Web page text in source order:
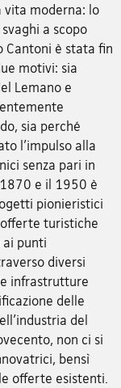
vita moderna: lo
a scopo
Cantoni è stata fin
motivi: sia
Lemano e
sia perché
l’impulso alla
senza pari in
e il 1950 è
pionieristici
offerte turistiche
ai punti
diversi
infrastrutture
delle
del
non ci si
bensì
offerte esistenti.